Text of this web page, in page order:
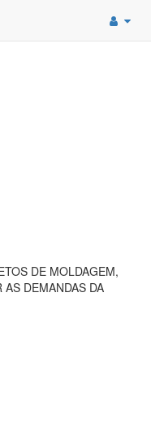
DE MOLDAGEM,
DEMANDAS DA